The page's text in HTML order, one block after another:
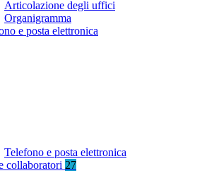
Articolazione degli uffici
Organigramma
e posta elettronica
Telefono e posta elettronica
collaboratori 27